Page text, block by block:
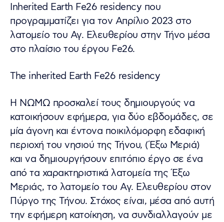
Inherited Earth Fe26 residency που
προγραμματίζει για τον Απρίλιο 2023 στο
λατομείο του Αγ. Ελευθερίου στην Τήνο μέσα
στο πλαίσιο του έργου Fe26.
The inherited Earth Fe26 residency
Η ΝΩΜΩ προσκαλεί τους δημιουργούς να
κατοικήσουν εφήμερα, για δύο εβδομάδες, σε
μία άγονη και έντονα ποικιλόμορφη εδαφική
περιοχή του νησιού της Τήνου, (Έξω Μεριά)
και να δημιουργήσουν επιτόπιο έργο σε ένα
από τα χαρακτηριστικά λατομεία της Έξω
Μεριάς, το λατομείο του Αγ. Ελευθερίου στον
Πύργο της Τήνου. Στόχος είναι, μέσα από αυτή
την εφήμερη κατοίκηση, να συνδιαλλαγούν με